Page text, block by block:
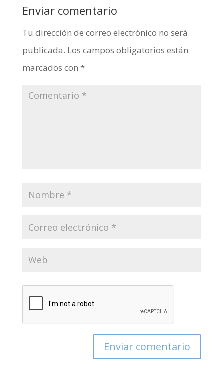
Enviar comentario
Tu dirección de correo electrónico no será
publicada. Los campos obligatorios están
marcados con *